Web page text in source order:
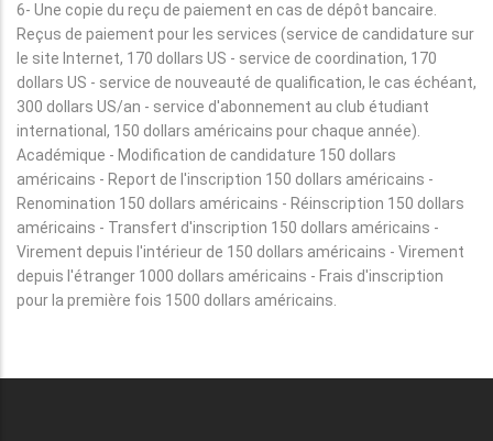
6- Une copie du reçu de paiement en cas de dépôt bancaire.
Reçus de paiement pour les services (service de candidature sur
le site Internet, 170 dollars US - service de coordination, 170
dollars US - service de nouveauté de qualification, le cas échéant,
300 dollars US/an - service d'abonnement au club étudiant
international, 150 dollars américains pour chaque année).
Académique - Modification de candidature 150 dollars
américains - Report de l'inscription 150 dollars américains -
Renomination 150 dollars américains - Réinscription 150 dollars
américains - Transfert d'inscription 150 dollars américains -
Virement depuis l'intérieur de 150 dollars américains - Virement
depuis l'étranger 1000 dollars américains - Frais d'inscription
pour la première fois 1500 dollars américains.